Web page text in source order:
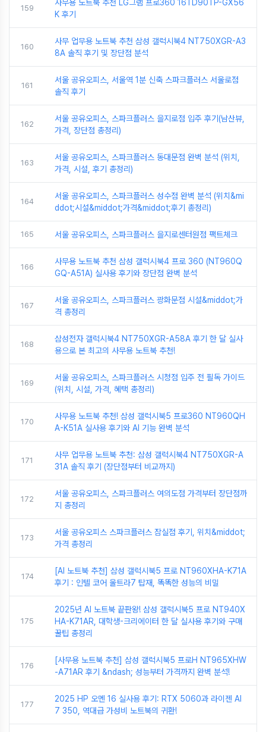
159
사무용 노트북 추천 LG그램 프로360 16TD90TP-GX56
K 후기
160
사무 업무용 노트북 추천 삼성 갤럭시북4 NT750XGR-A3
8A 솔직 후기 및 장단점 분석
161
서울 공유오피스, 서울역 1분 신축 스파크플러스 서울로점
솔직 후기
162
서울 공유오피스, 스파크플러스 을지로점 입주 후기(남산뷰,
가격, 장단점 총정리)
163
서울 공유오피스, 스파크플러스 동대문점 완벽 분석 (위치,
가격, 시설, 후기 총정리)
164
서울 공유오피스, 스파크플러스 성수점 완벽 분석 (위치&mi
ddot;시설&middot;가격&middot;후기 총정리)
165 서울 공유오피스, 스파크플러스 을지로센터원점 팩트체크
166
사무용 노트북 추천 삼성 갤럭시북4 프로 360 (NT960Q
GQ-A51A) 실사용 후기와 장단점 완벽 분석
167
서울 공유오피스, 스파크플러스 광화문점 시설&middot;가
격 총정리
168
삼성전자 갤럭시북4 NT750XGR-A58A 후기 한 달 실사
용으로 본 최고의 사무용 노트북 추천!
169
서울 공유오피스, 스파크플러스 시청점 입주 전 필독 가이드
(위치, 시설, 가격, 혜택 총정리)
170
사무용 노트북 추천! 삼성 갤럭시북5 프로360 NT960QH
A-K51A 실사용 후기와 AI 기능 완벽 분석
171
사무 업무용 노트북 추천: 삼성 갤럭시북4 NT750XGR-A
31A 솔직 후기 (장단점부터 비교까지)
172
서울 공유오피스, 스파크플러스 여의도점 가격부터 장단점까
지 총정리
173
서울 공유오피스 스파크플러스 잠실점 후기, 위치&middot;
가격 총정리
174
[AI 노트북 추천] 삼성 갤럭시북5 프로 NT960XHA-K71A
후기 : 인텔 코어 울트라7 탑재, 똑똑한 성능의 비밀
175
2025년 AI 노트북 끝판왕! 삼성 갤럭시북5 프로 NT940X
HA-K71AR, 대학생-크리에이터 한 달 실사용 후기와 구매
꿀팁 총정리
176
[사무용 노트북 추천] 삼성 갤럭시북5 프로H NT965XHW
-A71AR 후기 &ndash; 성능부터 가격까지 완벽 분석!
177
2025 HP 오멘 16 실사용 후기: RTX 5060과 라이젠 AI
7 350, 역대급 가성비 노트북의 귀환!